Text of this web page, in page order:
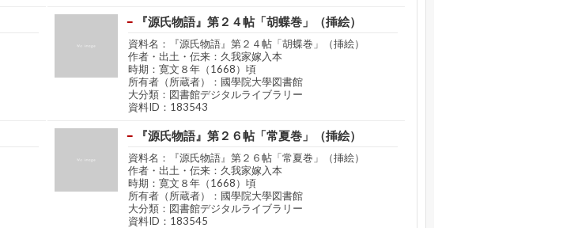
『源氏物語』第２４帖「胡蝶巻」（挿絵）
資料名：『源氏物語』第２４帖「胡蝶巻」（挿絵）
作者・出土・伝来：久我家嫁入本
時期：寛文８年（1668）頃
所有者（所蔵者）：國學院大學図書館
大分類：図書館デジタルライブラリー
資料ID：183543
『源氏物語』第２６帖「常夏巻」（挿絵）
資料名：『源氏物語』第２６帖「常夏巻」（挿絵）
作者・出土・伝来：久我家嫁入本
時期：寛文８年（1668）頃
所有者（所蔵者）：國學院大學図書館
大分類：図書館デジタルライブラリー
資料ID：183545